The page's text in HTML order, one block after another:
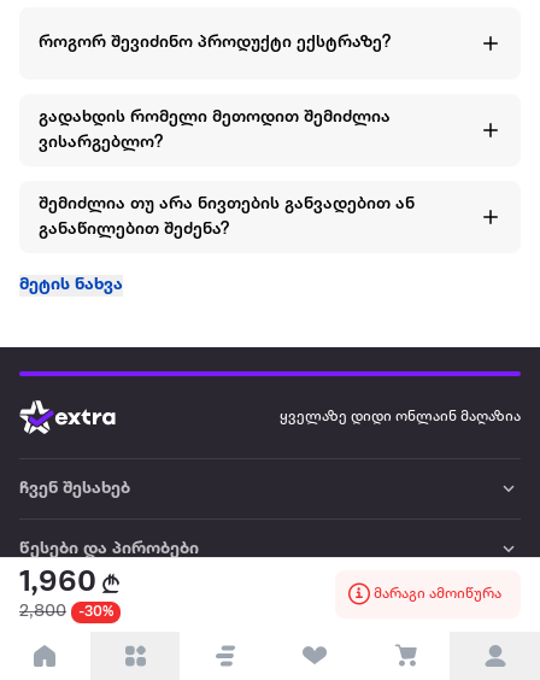
1,960
2,800 -30%
მარაგი ამოიწურა
როგორ შევიძინო პროდუქტი ექსტრაზე?
გადახდის რომელი მეთოდით შემიძლია
ვისარგებლო?
შემიძლია თუ არა ნივთების განვადებით ან
განაწილებით შეძენა?
მეტის ნახვა
ყველაზე დიდი ონლაინ მაღაზია
ჩვენ შესახებ
წესები და პირობები
პარტნიორებისთვის
ტრენდული